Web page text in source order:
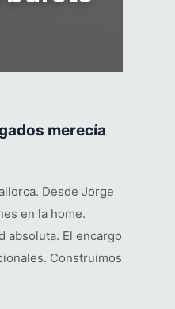
merecía
Desde Jorge
en la home.
absoluta. El encargo
Construimos